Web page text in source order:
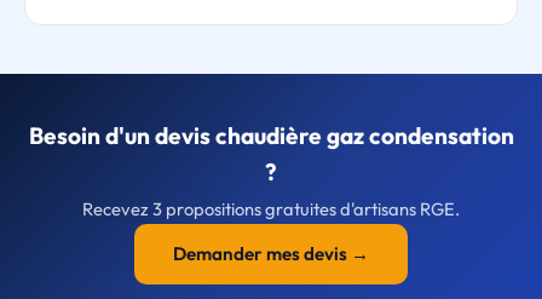
Besoin d'un devis chaudière gaz condensation
?
Recevez 3 propositions gratuites d'artisans RGE.
Demander mes devis →